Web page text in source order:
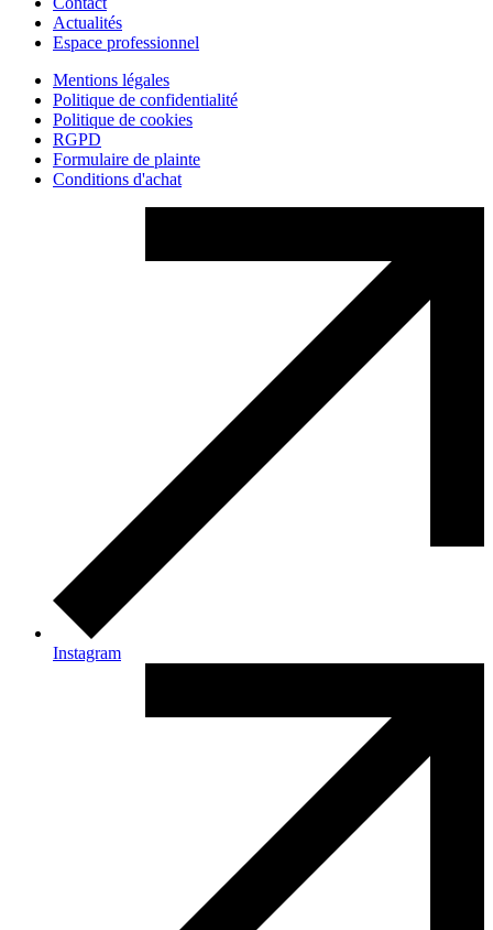
Actualités
Espace professionnel
Mentions légales
Politique de confidentialité
Politique de cookies
RGPD
Formulaire de plainte
Conditions d'achat
Instagram